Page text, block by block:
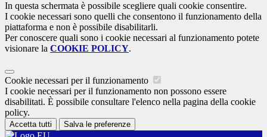
In questa schermata è possibile scegliere quali cookie consentire.
I cookie necessari sono quelli che consentono il funzionamento della
piattaforma e non è possibile disabilitarli.
Per conoscere quali sono i cookie necessari al funzionamento potete
visionare la COOKIE POLICY.
Cookie necessari per il funzionamento
I cookie necessari per il funzionamento non possono essere
disabilitati. È possibile consultare l'elenco nella pagina della cookie
policy.
Accetta tutti Salva le preferenze